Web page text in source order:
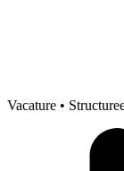
Vacature •